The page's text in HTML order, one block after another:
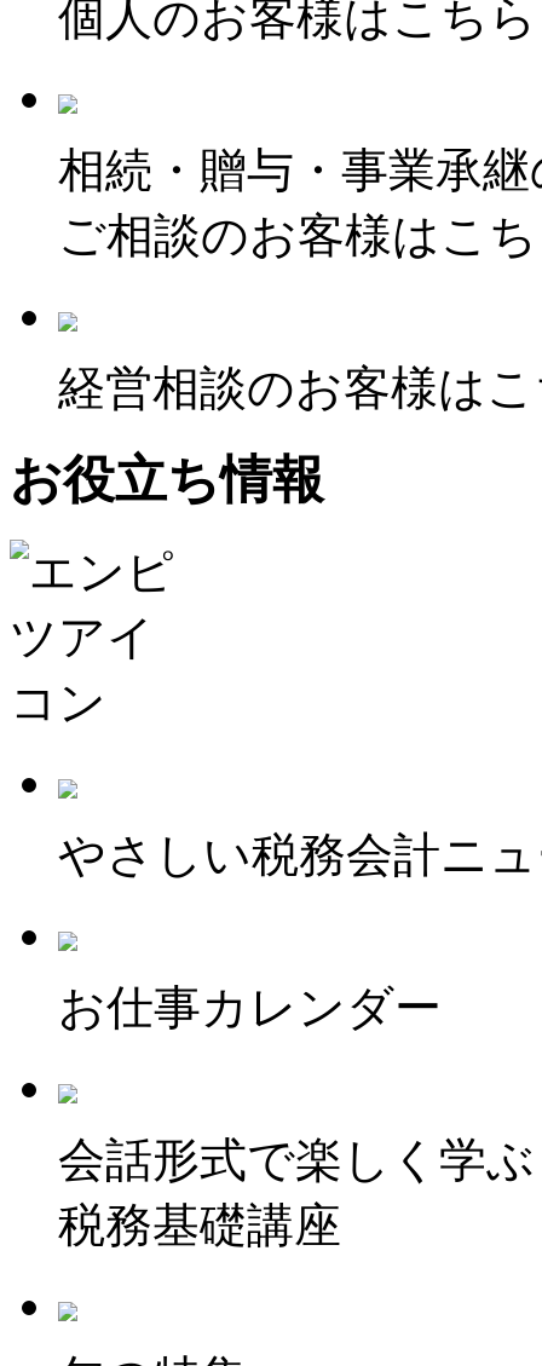
個人のお客様はこちら
相続・贈与・事業承継
ご相談のお客様はこ
経営相談のお客様は
お役立ち情報
やさしい税務会計ニ
お仕事カレンダー
会話形式で楽しく学ぶ
税務基礎講座